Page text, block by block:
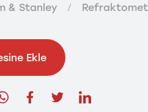
& Stanley
Ekle